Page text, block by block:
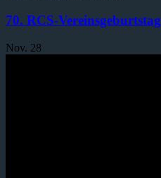
70. RCS-Vereinsgeburtstag
Nov. 28